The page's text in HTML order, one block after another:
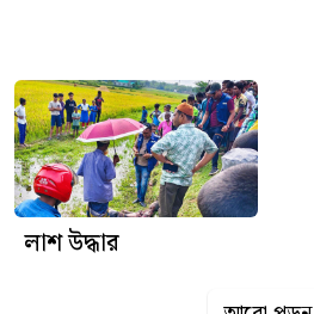
চিহ্ন বা জোরপূর্বক প্রবেশের প্রমাণ
অনুযায়ী এটি একটি ‘স্বাভাবিক মৃত্যু’।
ফ্রান্সের স্বনামধন্য বিজনেস স্কুল
অধ্যয়নরত ছিলেন। এর আগে তিনি
লন্ডন থেকে স্নাতক সম্পন্ন করেন।
কোর্স শেষ করে প্যারিসে এমবিএ
রাজনীতি ও সমসাময়িক ইস্যুতে
লাশ উদ্ধার